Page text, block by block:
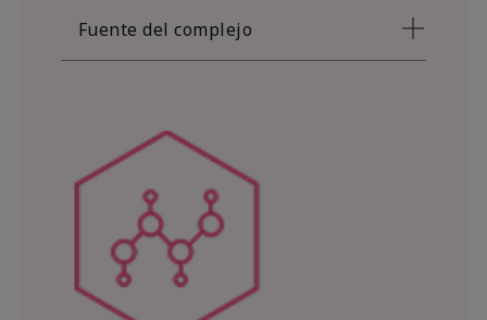
Fuente del complejo